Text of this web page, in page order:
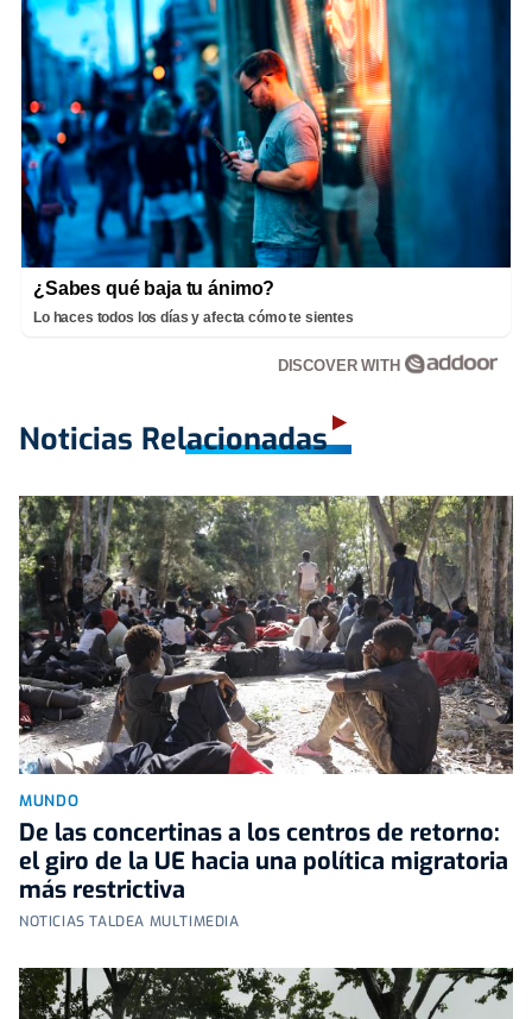
¿Sabes qué baja tu ánimo?
Lo haces todos los días y afecta cómo te sientes
DISCOVER WITH
Noticias Relacionadas
MUNDO
De las concertinas a los centros de retorno:
el giro de la UE hacia una política migratoria
más restrictiva
NOTICIAS TALDEA MULTIMEDIA